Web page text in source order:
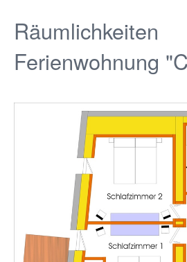
Räumlichkeiten
Ferienwohnung